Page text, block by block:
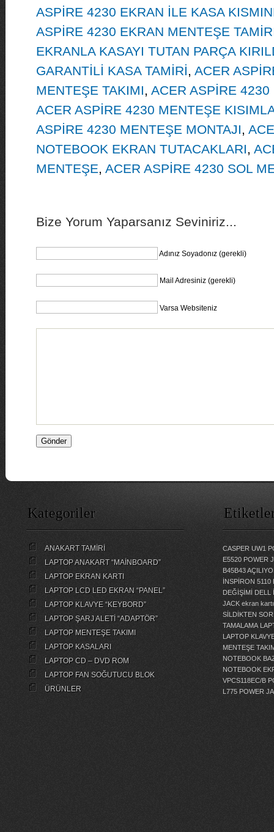
ASPİRE 4230 EKRAN İLE KASA
ASPİRE 4230 EKRAN MENTEŞE
EKRANLA KASAYI TUTAN PARÇA
GARANTİLİ KASA TAMİRİ, ACER
MENTEŞE TAKIMI, ACER ASPİRE
ACER ASPİRE 4230 MENTEŞE
ASPİRE 4230 MENTEŞE MONTAJI,
NOTEBOOK EKRAN TUTACAKLARI,
MENTEŞE, ACER ASPİRE 4230 SOL
Bize Yorum Yaparsanız Seviniriz...
Adınız Soyadonız (gerekli)
Mail Adresiniz (gerekli)
Varsa Websiteniz
Kategoriler
ANAKART TAMİRİ
LAPTOP ANAKART “MAİNBOARD”
LAPTOP EKRAN KARTI
LAPTOP LCD LED EKRAN “PANEL”
LAPTOP KLAVYE “KEYBORD”
LAPTOP ŞARJ ALETİ “ADAPTÖR”
LAPTOP MENTEŞE TAKIMI
LAPTOP KASALARI
LAPTOP CD – DVD ROM
LAPTOP FAN SOĞUTUCU BLOK
ÜRÜNLER
CASPER UW1
E5520 POWER
B45B43
İNSPİRON
DEĞİŞİMİ
DELL
JACK ekran
SİLDİKTEN
TAMALAMA
LAPTOP
MENTEŞE
NOTEBOOK
NOTEBOOK
VPCS118EC/B
L775 POWER